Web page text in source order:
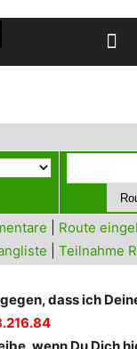
Route
Teilnahme
dass ich